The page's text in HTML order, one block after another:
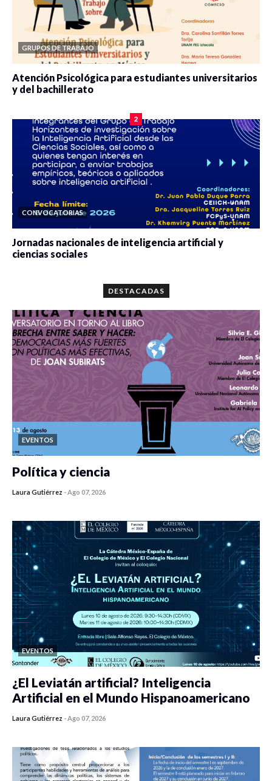
GRUPOS DE TRABAJO
Atención Psicológica para estudiantes universitarios
y del bachillerato
2
CONVOCATORIAS
Jornadas nacionales de inteligencia artificial y
ciencias sociales
DESTACADAS
EVENTOS
Política y ciencia
Laura Gutiérrez -Ago 07, 2026
EVENTOS
¿El Leviatán artificial? Inteligencia
Artificial en el Mundo Hispanoamericano
Laura Gutiérrez -Ago 07, 2026